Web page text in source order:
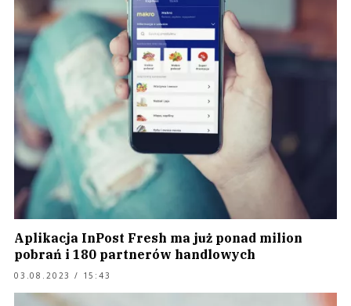
Aplikacja InPost Fresh ma już ponad milion
pobrań i 180 partnerów handlowych
03.08.2023 / 15:43